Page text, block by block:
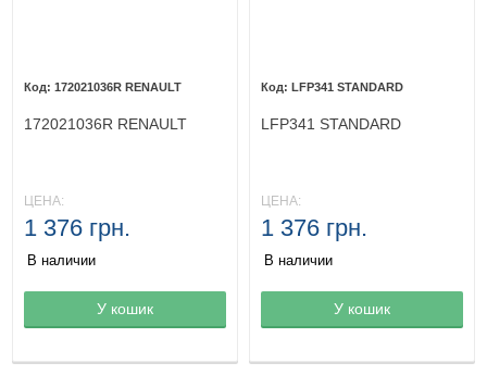
Товар в корзине
172021036R RENAULT
172021036R RENAULT
ЦЕНА:
1 376 грн.
В наличии
У кошик Товар в корзине
LFP341 STANDARD
LFP341 STANDARD
ЦЕНА:
1 376 грн.
В наличии
У кошик